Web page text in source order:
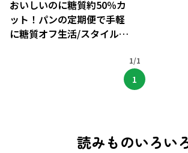
おいしいのに糖質約50％カ
ット！パンの定期便で手軽
に糖質オフ生活/スタイルブ
1/1
1
読みものいろい